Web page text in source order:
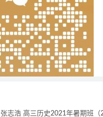
张志浩 高三历史2021年暑期班（